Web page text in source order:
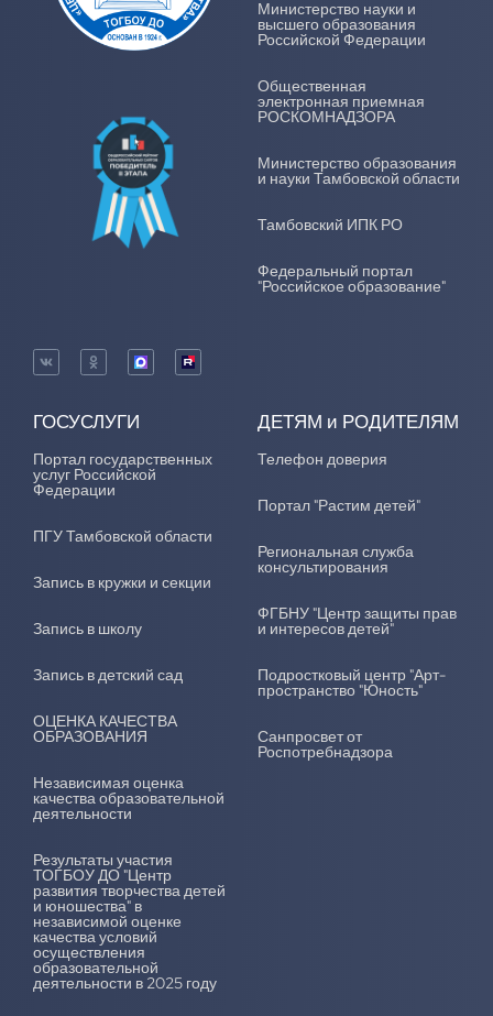
Министерство науки и
высшего образования
Российской Федерации
Общественная
электронная приемная
РОСКОМНАДЗОРА
Министерство образования
и науки Тамбовской области
Тамбовский ИПК РО
Федеральный портал
"Российское образование"
ГОСУСЛУГИ
Портал государственных
услуг Российской
Федерации
ПГУ Тамбовской области
Запись в кружки и секции
Запись в школу
Запись в детский сад
ОЦЕНКА КАЧЕСТВА
ОБРАЗОВАНИЯ
Независимая оценка
качества образовательной
деятельности
Результаты участия
ТОГБОУ ДО "Центр
развития творчества детей
и юношества" в
независимой оценке
качества условий
осуществления
образовательной
деятельности в 2025 году
ДЕТЯМ и РОДИТЕЛЯМ
Телефон доверия
Портал "Растим детей"
Региональная служба
консультирования
ФГБНУ "Центр защиты прав
и интересов детей"
Подростковый центр "Арт-
пространство "Юность"
Санпросвет от
Роспотребнадзора